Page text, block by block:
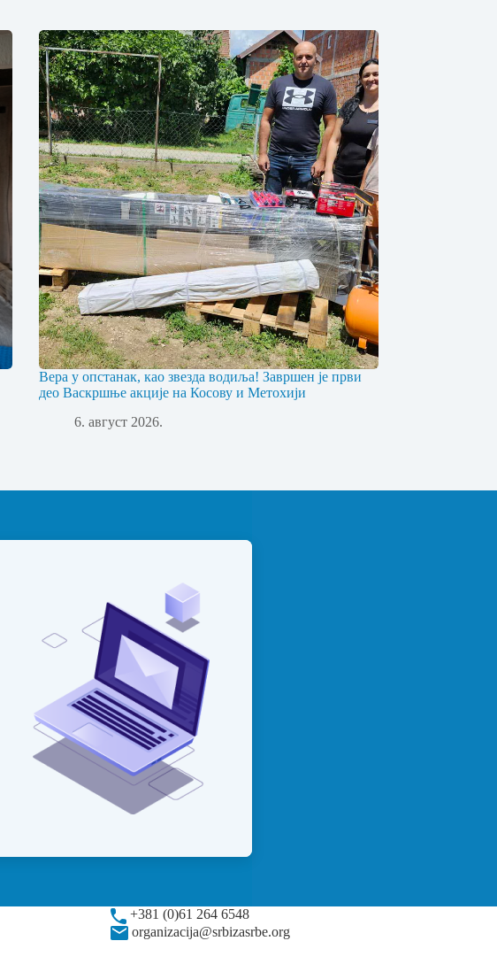
Вера у опстанак, као звезда водиља! Завршен је први
део Васкршње акције на Косову и Метохији
6. август 2026.
+381 (0)61 264 6548
organizacija@srbizasrbe.org